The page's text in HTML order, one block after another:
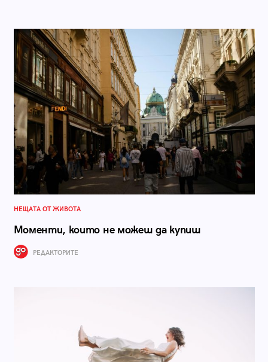
НЕЩАТА ОТ ЖИВОТА
Моменти, които не можеш да купиш
РЕДАКТОРИТЕ